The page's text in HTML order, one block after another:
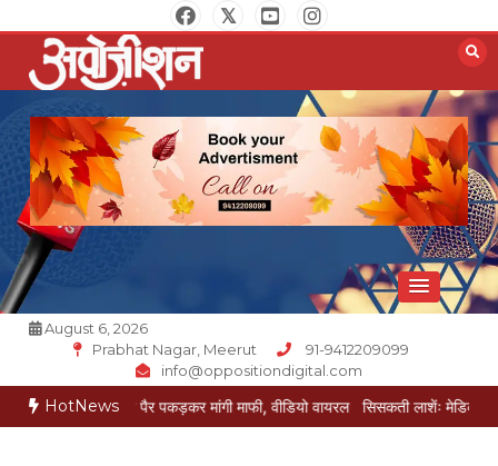
to
content
Opposition Digital
August 6, 2026
Prabhat Nagar, Meerut
91-9412209099
info@oppositiondigital.com
HotNews
ने पैर पकड़कर मांगी माफी, वीडियो वायरल सिसकती लाशेंः मेडिकल के लावारिस वार्ड में